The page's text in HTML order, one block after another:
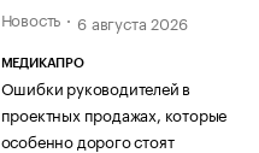
Новость
6 августа 2026
МЕДИКАПРО
Ошибки руководителей в
проектных продажах, которые
особенно дорого стоят